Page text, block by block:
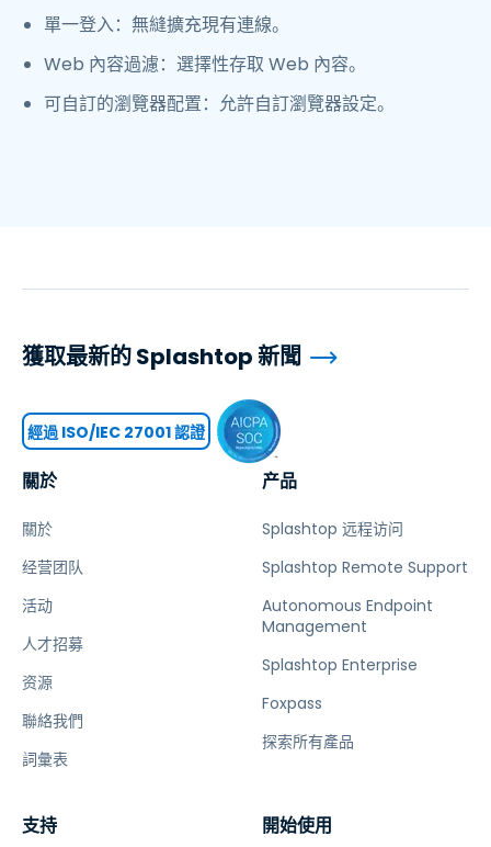
單一登入：無縫擴充現有連線。
Web 內容過濾：選擇性存取 Web 內容。
可自訂的瀏覽器配置：允許自訂瀏覽器設定。
關於
關於
经营团队
活动
人才招募
资源
聯絡我們
詞彙表
产品
Splashtop 远程访问
Splashtop Remote Support
Autonomous Endpoint
Management
Splashtop Enterprise
Foxpass
探索所有產品
支持 開始使用
獲取最新的 Splashtop 新聞
經過 ISO/IEC 27001 認證